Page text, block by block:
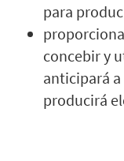
para
concebir y
anticipará
producirá